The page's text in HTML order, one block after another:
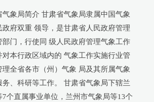
气象局简介 甘肃省气象局隶属中国气象
政府双重 领导，是甘肃省人民政府管理
部门，行使同 级人民政府管理气象工作
对本行政区域内的 气象工作实施行业管
全省各市（州）气象 局及其所属气象
务、科研等工作。 甘肃省气象局下辖兰
个直属事业单位，兰州市气象局等13个